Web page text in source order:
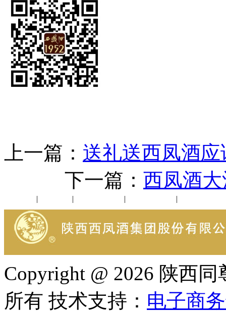
上一篇： 送礼送西凤酒
下一篇： 西凤酒
| | | |
Copyright @ 2026 陕西
所有 技术支持： 电子商